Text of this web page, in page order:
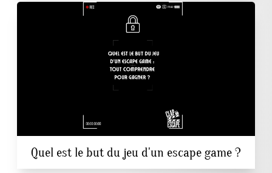
Quel est le but du jeu d'un escape game ?